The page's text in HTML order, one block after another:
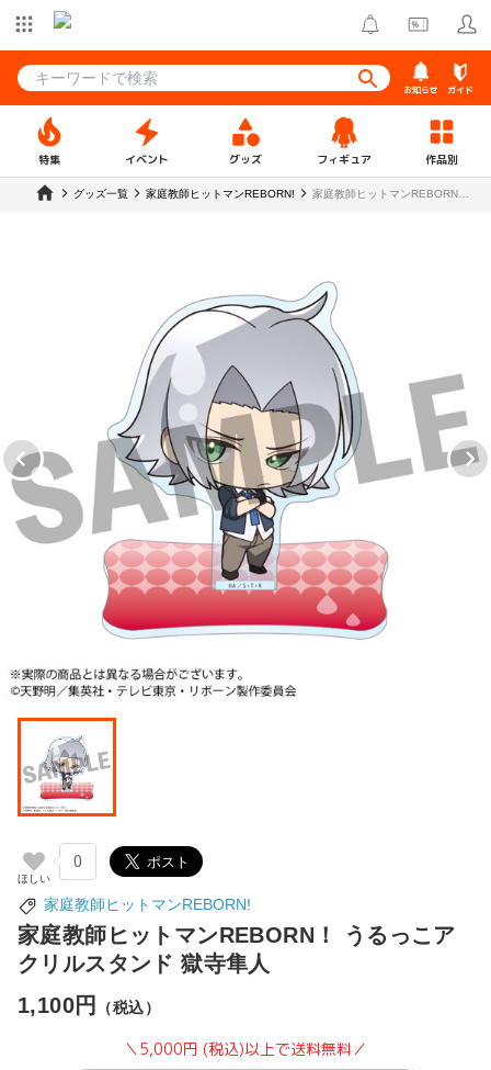
お知らせ ガイド
特集 イベント グッズ フィギュア 作品別
グッズ一覧 家庭教師ヒットマンREBORN!
家庭教師ヒットマンREBORN！
0
家庭教師ヒットマンREBORN!
家庭教師ヒットマンREBORN！ うるっこア
クリルスタンド 獄寺隼人
1,100円
（税込）
＼5,000円 (税込)以上で送料無料／